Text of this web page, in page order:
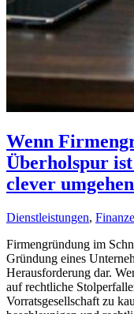
Wenn
Überholspur
clever umgehen
Dienstleistungen,
Firmengründung im
Gründung eines
Herausforderung dar.
auf rechtliche
Vorratsgesellschaft zu